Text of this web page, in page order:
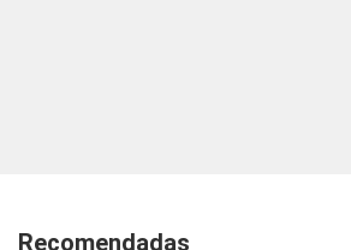
Recomendadas